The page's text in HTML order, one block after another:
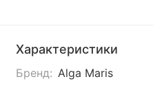
Характеристики
Бренд: Alga Maris